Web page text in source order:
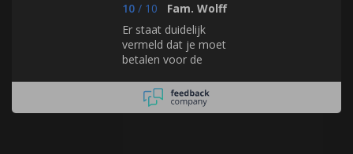
10 / 10
Fam. Wolff
Er staat duidelijk
vermeld dat je moet
betalen voor de
rechtstreeks bij de
merken worden